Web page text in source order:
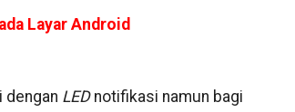
Layar Android
dengan LEDnotifikasi namun bagi